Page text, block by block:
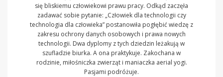
się bliskiemu człowiekowi prawu pracy. Odkąd zaczęła
zadawać sobie pytanie: „Człowiek dla technologii czy
technologia dla człowieka” postanowiła pogłębić wiedzę z
zakresu ochrony danych osobowych i prawa nowych
technologii. Dwa dyplomy z tych dziedzin leżakują w
szufladzie biurka. A ona praktykuje. Zakochana w
rodzinie, miłośniczka zwierząt i maniaczka aerial yogi.
Pasjami podróżuje.